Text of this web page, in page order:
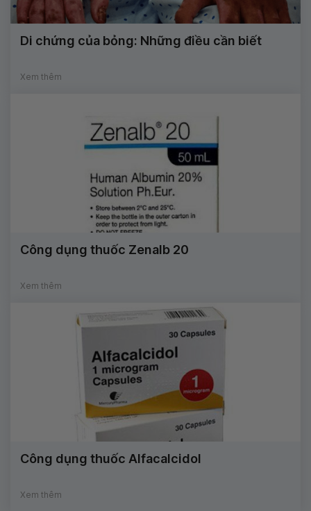
Di chứng của bỏng: Những điều cần biết
Xem thêm
Công dụng thuốc Zenalb 20
Xem thêm
Công dụng thuốc Alfacalcidol
Xem thêm